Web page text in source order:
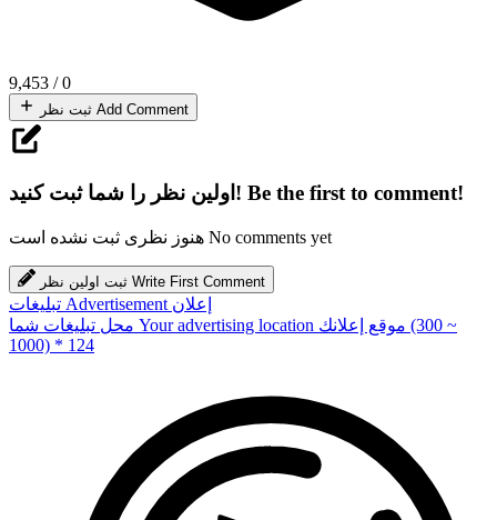
9,453 / 0
ثبت نظر Add Comment
اولین نظر را شما ثبت کنید! Be the first to comment!
هنوز نظری ثبت نشده است No comments yet
ثبت اولین نظر Write First Comment
تبلیغات Advertisement إعلان
محل تبلیغات شما Your advertising location موقع إعلانك (300 ~
1000) * 124